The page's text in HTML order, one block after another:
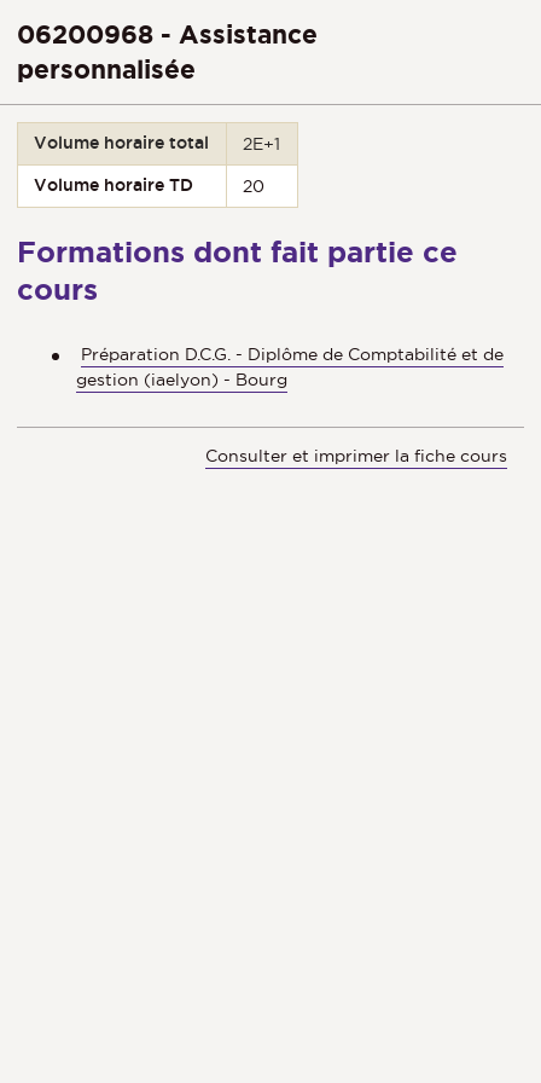
06200968 - Assistance
personnalisée
Volume horaire total 2E+1
Volume horaire TD 20
Formations dont fait partie ce
cours
Préparation D.C.G. - Diplôme de Comptabilité et de
gestion (iaelyon) - Bourg
Consulter et imprimer la fiche cours